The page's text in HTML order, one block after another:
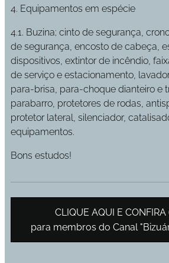
4. Equipamentos em espécie
4.1. Buzina; cinto de segurança,
de segurança, encosto de cabeça,
dispositivos, extintor de incêndio,
de serviço e estacionamento,
para-brisa, para-choque dianteiro e
parabarro, protetores de rodas,
protetor lateral, silenciador,
equipamentos.
Bons estudos!
↪️ CLIQUE AQUI E
para membros do Canal